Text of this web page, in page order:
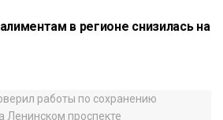
в регионе снизилась на